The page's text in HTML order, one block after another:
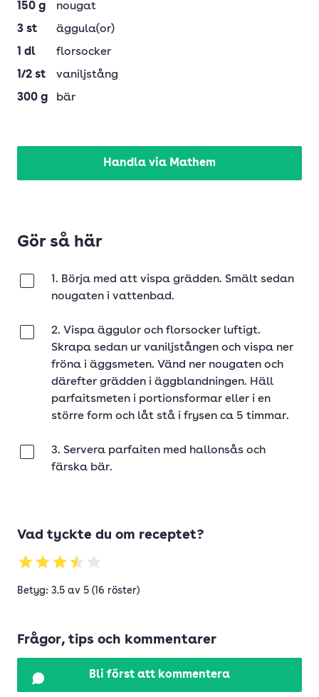
150 g
nougat
3 st
äggula(or)
1 dl
florsocker
1/2 st
vaniljstång
300 g bär
Handla via Mathem
Gör så här
1. Börja med att vispa grädden. Smält sedan
nougaten i vattenbad.
2. Vispa äggulor och florsocker luftigt.
Skrapa sedan ur vaniljstången och vispa ner
fröna i äggsmeten. Vänd ner nougaten och
därefter grädden i äggblandningen. Häll
parfaitsmeten i portionsformar eller i en
större form och låt stå i frysen ca 5 timmar.
3. Servera parfaiten med hallonsås och
färska bär.
Vad tyckte du om receptet?
Betyg: 3.5 av 5 (16 röster)
Frågor, tips och kommentarer
Bli först att kommentera